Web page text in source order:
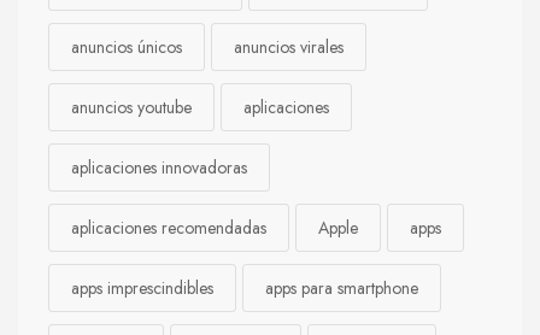
anuncios únicos anuncios virales
anuncios youtube aplicaciones
aplicaciones innovadoras
aplicaciones recomendadas Apple apps
apps imprescindibles apps para smartphone